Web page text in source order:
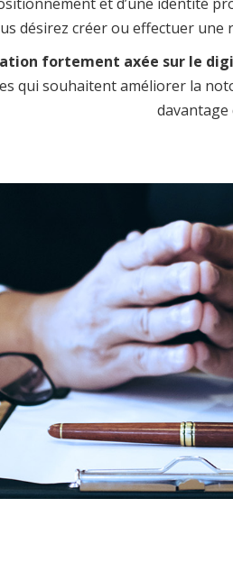
désirez créer ou effectuer une
fortement axée sur le
qui souhaitent améliorer la
davantage